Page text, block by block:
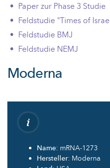
Paper zur Phase 3 Studie
Feldstudie "Times of
Feldstudie BMJ
Feldstudie NEMJ
Moderna
Name: mRNA-1273
Hersteller: Moderna